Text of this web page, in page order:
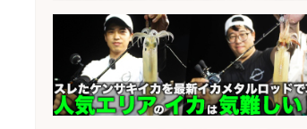
日払いOKで即日収入/営業事務/沼津
市足高の釣り具メーカーで受注処
理・見積作成の営業事務/服装髪色